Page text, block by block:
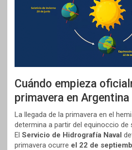
Cuándo empieza
primavera en Argentina
La llegada de la primavera en el
determina a partir del equinoccio de
El Servicio de Hidrografía Naval
primavera ocurre el 22 de